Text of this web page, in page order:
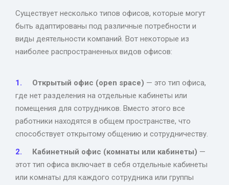
Существует несколько типов офисов, которые могут
быть адаптированы под различные потребности и
виды деятельности компаний. Вот некоторые из
наиболее распространенных видов офисов:
Открытый офис (open space) — это тип офиса,
где нет разделения на отдельные кабинеты или
помещения для сотрудников. Вместо этого все
работники находятся в общем пространстве, что
способствует открытому общению и сотрудничеству.
Кабинетный офис (комнаты или кабинеты) —
этот тип офиса включает в себя отдельные кабинеты
или комнаты для каждого сотрудника или группы